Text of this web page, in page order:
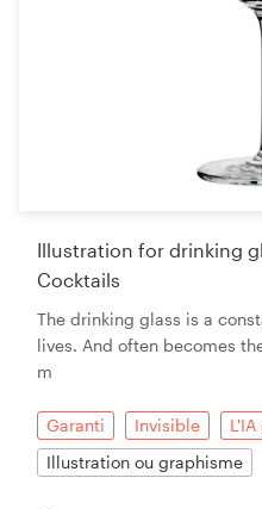
Illustration for drinking
Cocktails
The drinking glass is a
lives. And often becomes
m
Garanti Invisible
Illustration ou graphisme